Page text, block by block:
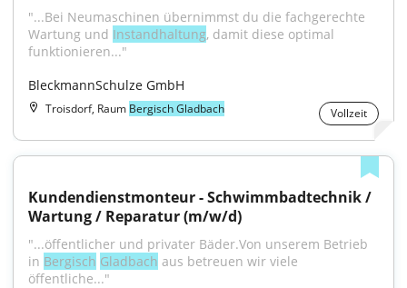
"...Bei Neumaschinen übernimmst du die fachgerechte
Wartung und Instandhaltung, damit diese optimal
funktionieren..."
BleckmannSchulze GmbH
Troisdorf, Raum Bergisch Gladbach Vollzeit
Kundendienstmonteur - Schwimmbadtechnik /
Wartung / Reparatur (m/w/d)
"...öffentlicher und privater Bäder.Von unserem Betrieb
in Bergisch Gladbach aus betreuen wir viele
öffentliche..."